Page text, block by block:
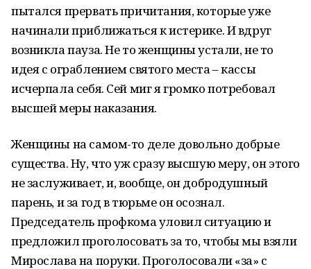
пытался прервать причитания, которые уже
начинали приближаться к истерике. И вдруг
возникла пауза. Не то женщины устали, не то
идея с ограблением святого места – кассы
исчерпала себя. Сей миг я громко потребовал
высшей меры наказания.
Женщины на самом-то деле довольно добрые
существа. Ну, что уж сразу высшую меру, он этого
не заслуживает, и, вообще, он добродушный
парень, и за год в тюрьме он осознал.
Председатель профкома уловил ситуацию и
предложил проголосовать за то, чтобы мы взяли
Мирослава на поруки. Проголосовали «за» с